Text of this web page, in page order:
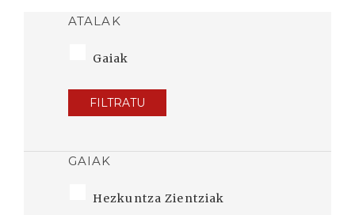
ATALAK
Gaiak
FILTRATU
GAIAK
Hezkuntza Zientziak